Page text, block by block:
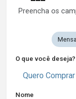
Preencha os
O que você deseja?
Quero Comprar
Nome